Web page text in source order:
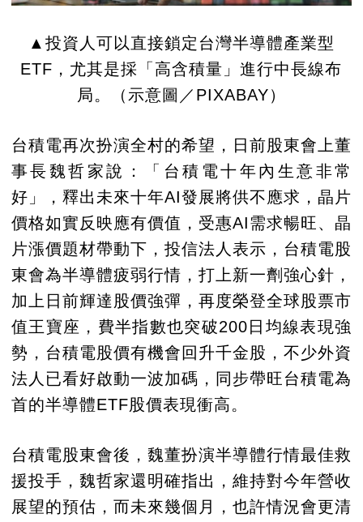
▲投資人可以直接鎖定台灣半導體產業型
ETF，尤其是採「高含積量」進行中長線布
局。（示意圖／PIXABAY）
台積電再次扮演全村的希望，日前股東會上董
事長魏哲家說：「台積電十年內生意非常
好」，釋出未來十年AI發展將供不應求，晶片
價格如實反映應有價值，受惠AI需求暢旺、晶
片漲價題材帶動下，投信法人表示，台積電股
東會為半導體疲弱行情，打上新一劑強心針，
加上日前輝達股價強彈，再度榮登全球股票市
值王寶座，費半指數也突破200日均線表現強
勢，台積電股價有機會回升千金股，不少外資
法人已看好啟動一波加碼，同步帶旺台積電為
首的半導體ETF股價表現衝高。
台積電股東會後，魏董扮演半導體行情最佳救
援投手，魏哲家還明確指出，維持對今年營收
展望的預估，而未來幾個月，也許情況會更清